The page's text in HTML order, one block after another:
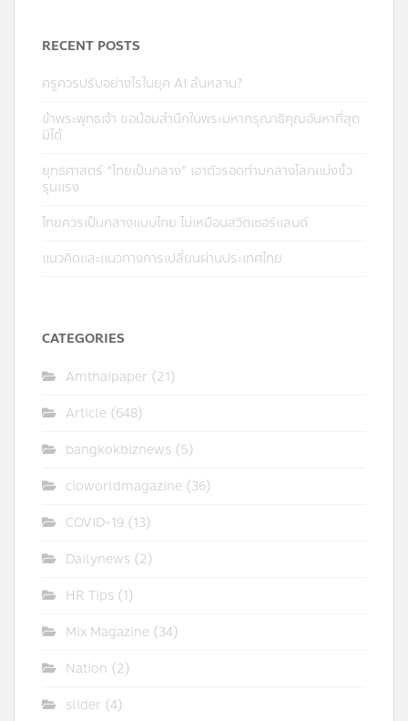
RECENT POSTS
ครูควรปรับอย่างไรในยุค AI ล้นหลาม?
ข้าพระพุทธเจ้า ขอน้อมสำนึกในพระมหากรุณาธิคุณอันหาที่สุด
มิได้
ยุทธศาสตร์ “ไทยเป็นกลาง” เอาตัวรอดท่ามกลางโลกแบ่งขั้ว
รุนแรง
ไทยควรเป็นกลางแบบไทย ไม่เหมือนสวิตเซอร์แลนด์
แนวคิดและแนวทางการเปลี่ยนผ่านประเทศไทย
CATEGORIES
Amthaipaper (21)
Article (648)
bangkokbiznews (5)
cioworldmagazine (36)
COVID-19 (13)
Dailynews (2)
HR Tips (1)
Mix Magazine (34)
Nation (2)
slider (4)